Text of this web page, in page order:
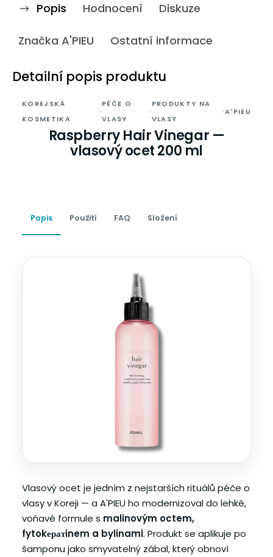
Popis Hodnocení Diskuze
Značka A'PIEU Ostatní informace
Detailní popis produktu
KOREJSKÁ
KOSMETIKA
·
PÉČE O
VLASY
·
PRODUKTY NA
VLASY
·A'PIEU
Raspberry Hair Vinegar —
vlasový ocet 200 ml
Popis Použití FAQ Složení
Vlasový ocet je jedním z nejstarších rituálů péče o
vlasy v Koreji — a A'PIEU ho modernizoval do lehké,
voňavé formule s malinovým octem,
fytokератinem a bylinami. Produkt se aplikuje po
šamponu jako smyvatelný zábal, který obnoví